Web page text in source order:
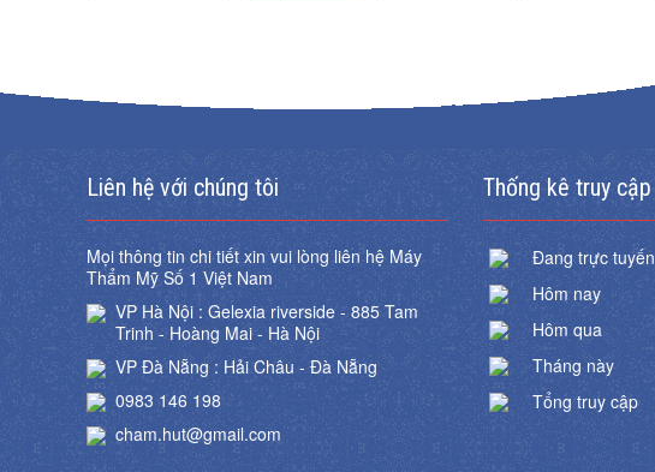
Liên hệ với chúng tôi
Mọi thông tin chi tiết xin vui lòng liên hệ Máy
Thẩm Mỹ Số 1 Việt Nam
VP Hà Nội : Gelexia riverside - 885 Tam
Trinh - Hoàng Mai - Hà Nội
VP Đà Nẵng : Hải Châu - Đà Nẵng
0983 146 198
cham.hut@gmail.com
Thống kê truy cập
Đang trực tuyến
Hôm nay
Hôm qua
Tháng này
Tổng truy cập